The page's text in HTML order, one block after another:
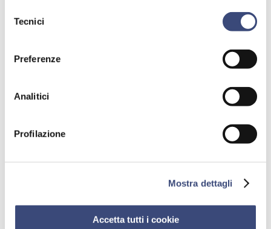
gestire le tue preferenze facendo clic su “Personalizza”.
delTecnici
Preferenze
Analitici
Profilazione
Mostra dettagli
Accetta tutti i cookie
Prestazioni: prenotare, modificare, annullare, pagare
Esami di laboratorio
Il servizio cassa presso gli sportelli è attivo nei seguenti orari:
A Villa Serena, dal lunedì al sabato dalle ore 7:00 alle
ore 19:00;
A Villa Orchidee, dal lunedì al venerdì dalle ore 7:30
alle ore 19:30 e il sabato dalle ore 7:30 alle ore 13:00
8:00 alle 19:30, il sabato mattina dalle 8:30 alle 13:00.